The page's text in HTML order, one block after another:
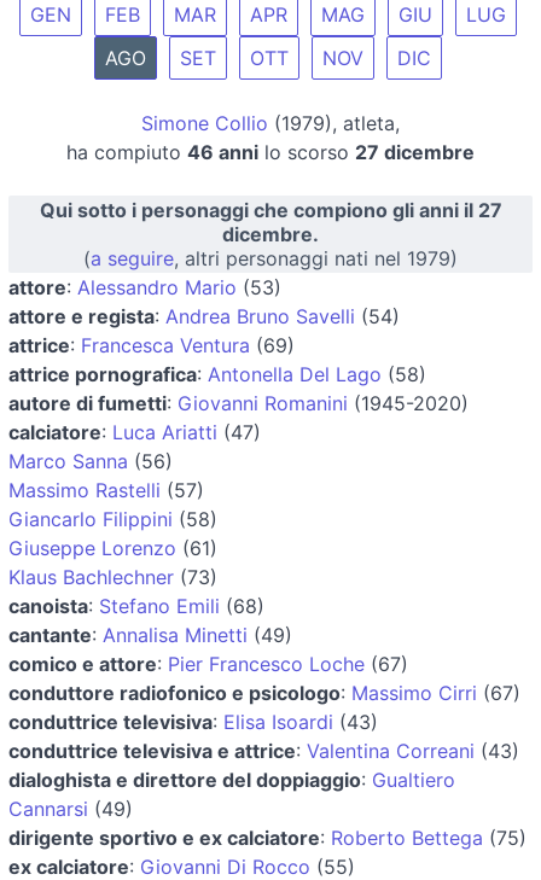
GEN FEB MAR APR MAG GIU
LUG
AGO
SET OTT NOV DIC
Simone Collio (1979), atleta,
ha compiuto 46 anni lo scorso 27 dicembre
Qui sotto i personaggi che compiono gli anni il 27
dicembre.
(a seguire, altri personaggi nati nel 1979)
attore: Alessandro Mario (53)
attore e regista: Andrea Bruno Savelli (54)
attrice: Francesca Ventura (69)
attrice pornografica: Antonella Del Lago (58)
autore di fumetti: Giovanni Romanini (1945-2020)
calciatore: Luca Ariatti (47)
Marco Sanna (56)
Massimo Rastelli (57)
Giancarlo Filippini (58)
Giuseppe Lorenzo (61)
Klaus Bachlechner (73)
canoista: Stefano Emili (68)
cantante: Annalisa Minetti (49)
comico e attore: Pier Francesco Loche (67)
conduttore radiofonico e psicologo: Massimo Cirri (67)
conduttrice televisiva: Elisa Isoardi (43)
conduttrice televisiva e attrice: Valentina Correani (43)
dialoghista e direttore del doppiaggio: Gualtiero
Cannarsi (49)
dirigente sportivo e ex calciatore: Roberto Bettega (75)
ex calciatore: Giovanni Di Rocco (55)